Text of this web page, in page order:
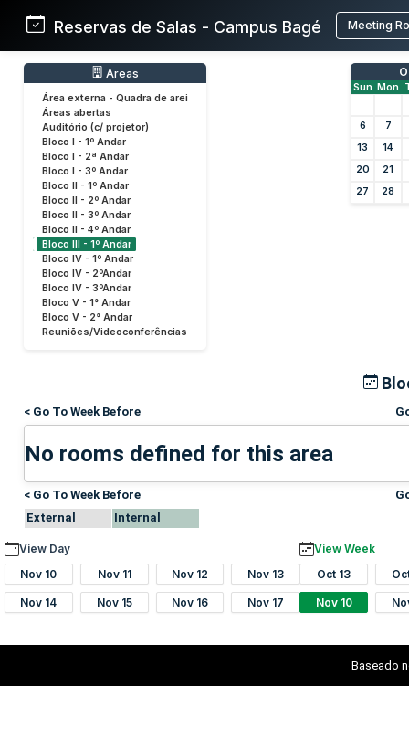
Reservas de Salas - Campus Bagé Meeting
Areas
Área externa - Quadra de arei
Áreas abertas
Auditório (c/ projetor)
Bloco I - 1º Andar
Bloco I - 2ª Andar
Bloco I - 3º Andar
Bloco II - 1º Andar
Bloco II - 2º Andar
Bloco II - 3º Andar
Bloco II - 4º Andar
Bloco III - 1º Andar
Bloco IV - 1º Andar
Bloco IV - 2ºAndar
Bloco IV - 3ºAndar
Bloco V - 1° Andar
Bloco V - 2° Andar
Reuniões/Videoconferências
Sun Mon
6
7
13
14
20
21
27
28
< Go To Week Before
No rooms defined for this area
< Go To Week Before
External
Internal
View Day
Nov 10
Nov 11 Nov 12 Nov 13
Nov 14 Nov 15 Nov 16 Nov 17
View Week
Oct 13
Nov 10
Baseado